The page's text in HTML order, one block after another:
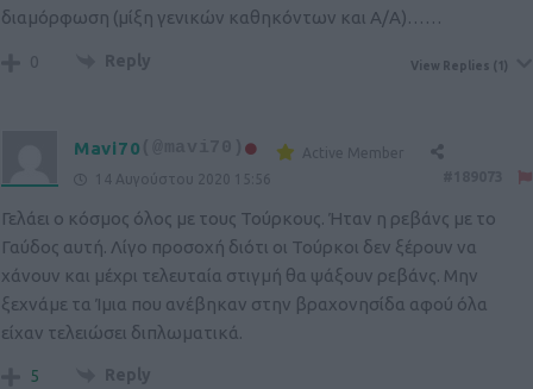
διαμόρφωση (μίξη γενικών καθηκόντων και Α/Α)……
0 Reply View Replies (1)
Mavi70
Active Member
14 Αυγούστου 2020 15:56
Γελάει ο κόσμος όλος με τους Τούρκους. Ήταν η ρεβάνς με το
Γαύδος αυτή. Λίγο προσοχή διότι οι Τούρκοι δεν ξέρουν να
χάνουν και μέχρι τελευταία στιγμή θα ψάξουν ρεβάνς. Μην
ξεχνάμε τα Ίμια που ανέβηκαν στην βραχονησίδα αφού όλα
είχαν τελειώσει διπλωματικά.
5 Reply